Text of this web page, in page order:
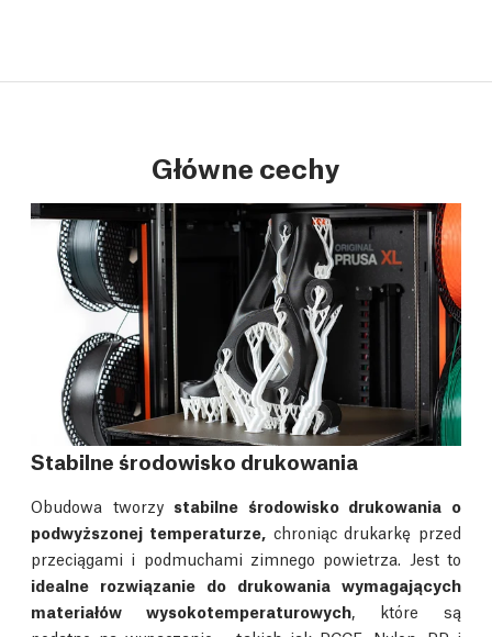
Główne cechy
Stabilne środowisko drukowania
Obudowa tworzy stabilne środowisko drukowania o
podwyższonej temperaturze, chroniąc drukarkę przed
przeciągami i podmuchami zimnego powietrza. Jest to
idealne rozwiązanie do drukowania wymagających
materiałów wysokotemperaturowych , które są